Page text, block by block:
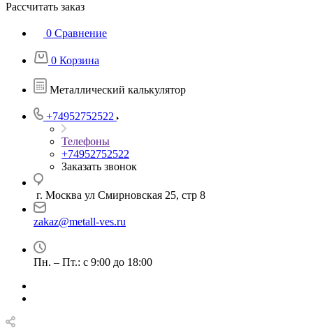
Рассчитать заказ
0 Сравнение
0 Корзина
Металлический калькулятор
+74952752522
Телефоны
+74952752522
Заказать звонок
г. Москва ул Смирновская 25, стр 8
zakaz@metall-ves.ru
Пн. – Пт.: с 9:00 до 18:00